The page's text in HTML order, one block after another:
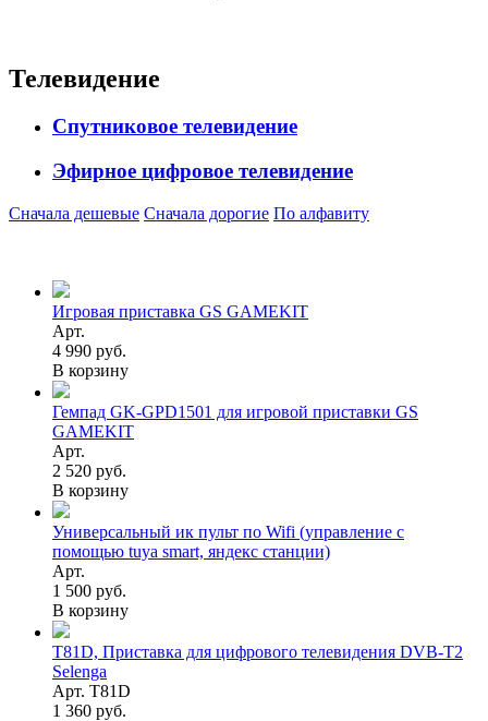
Телевидение
Спутниковое телевидение
Эфирное цифровое телевидение
Сначала дешевые Сначала дорогие По алфавиту
Игровая приставка GS GAMEKIT
Арт.
4 990 руб.
В корзину
Гемпад GK-GPD1501 для игровой приставки GS
GAMEKIT
Арт.
2 520 руб.
В корзину
Универсальный ик пульт по Wifi (управление с
помощью tuya smart, яндекс станции)
Арт.
1 500 руб.
В корзину
T81D, Приставка для цифрового телевидения DVB-T2
Selenga
Арт. T81D
1 360 руб.